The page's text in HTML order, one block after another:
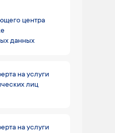
центра
данных
на услуги
лиц
на услуги